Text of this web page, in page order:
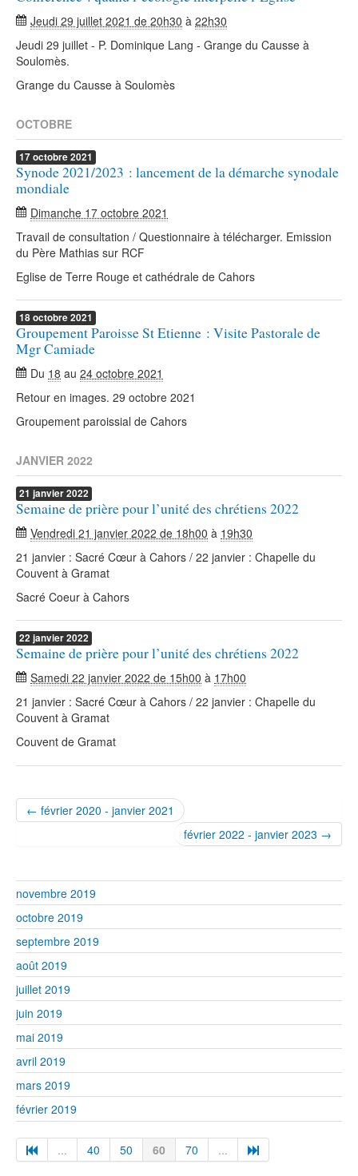
Jeudi 29 juillet 2021 de 20h30 à 22h30
Jeudi 29 juillet - P. Dominique Lang - Grange du Causse à
Soulomès.
Grange du Causse à Soulomès
OCTOBRE
17octobre2021
Synode 2021/2023 : lancement de la démarche synodale
mondiale
Dimanche 17 octobre 2021
Travail de consultation / Questionnaire à télécharger. Emission
du Père Mathias sur RCF
Eglise de Terre Rouge et cathédrale de Cahors
18octobre2021
Groupement Paroisse St Etienne : Visite Pastorale de
Mgr Camiade
Du 18 au 24 octobre 2021
Retour en images. 29 octobre 2021
Groupement paroissial de Cahors
JANVIER 2022
21 janvier2022
Semaine de prière pour l’unité des chrétiens 2022
Vendredi 21 janvier 2022 de 18h00 à 19h30
21 janvier : Sacré Cœur à Cahors / 22 janvier : Chapelle du
Couvent à Gramat
Sacré Coeur à Cahors
22 janvier2022
Semaine de prière pour l’unité des chrétiens 2022
Samedi 22 janvier 2022 de 15h00 à 17h00
21 janvier : Sacré Cœur à Cahors / 22 janvier : Chapelle du
Couvent à Gramat
Couvent de Gramat
← février 2020 - janvier 2021
février 2022 - janvier 2023 →
novembre 2019
octobre 2019
septembre 2019
août 2019
juillet 2019
juin 2019
mai 2019
avril 2019
mars 2019
février 2019
... 40 50 60 70 ...